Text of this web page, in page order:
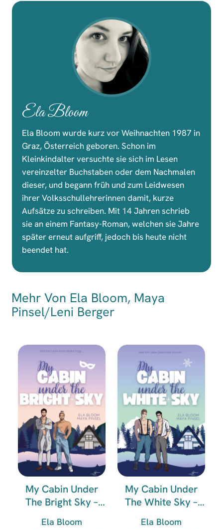
Ela Bloom
Ela Bloom wurde kurz vor Weihnachten 1987 in
Graz, Österreich geboren. Schon im
Kleinkindalter versuchte sie sich im Lesen
vereinzelter Buchstaben oder dem Nachmalen
dieser, und begann früh und zum Leidwesen
ihrer Volksschullehrerinnen damit, kurze
Aufsätze zu schreiben. Mit 14 Jahren schrieb
sie an einem Fantasy-Roman, welchen sie Jahre
später erneut aufgriff, jedoch bis heute nicht
beendet hat.
Mehr Von Ela Bloom, Maya
Pinsel/Leni Berger
My Cabin Under
The Bright Sky –
Ela Bloom
My Cabin Under
The White Sky –
Ela Bloom